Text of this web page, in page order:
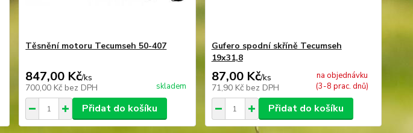
Těsnění motoru Tecumseh 50-407
847,00 Kč/ks
700,00 Kč bez DPH skladem
Přidat do košíku
Gufero spodní skříně Tecumseh
19x31,8
87,00 Kč/ks
71,90 Kč bez DPH
na objednávku
(3-8 prac. dnů)
Přidat do košíku